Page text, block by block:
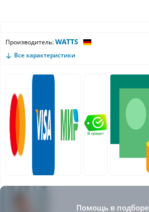
Производитель:WATTS
Все характеристики
Помощь в подборе